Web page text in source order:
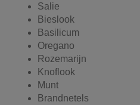
Salie
Bieslook
Basilicum
Oregano
Rozemarijn
Knoflook
Munt
Brandnetels